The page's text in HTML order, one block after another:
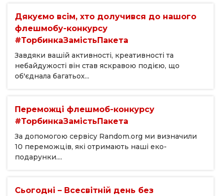
Дякуємо всім, хто долучився до нашого
флешмобу-конкурсу
#ТорбинкаЗамістьПакета
Завдяки вашій активності, креативності та
небайдужості він став яскравою подією, що
об'єднала багатьох...
Переможці флешмоб-конкурсу
#ТорбинкаЗамістьПакета
За допомогою сервісу Random.org ми визначили
10 переможців, які отримають наші еко-
подарунки....
Сьогодні – Всесвітній день без